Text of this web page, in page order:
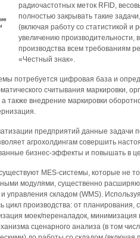
радиочастотных меток RFID,
полностью закрывать такие
(включая работу со статистикой и
увеличению производительности,
производства всем требованиям
«Честный знак».
потребуется цифровая база и
считывания маркировки,
также внедрение маркировки
предприятий данные
агрохолдингам совершить
бизнес-эффекты и повышать в
MES-системы, которые не
модулями, существенно
управления складом (WMS).
производства: от планирования,
моек/переналадок, минимизация
сценарного анализа (в том